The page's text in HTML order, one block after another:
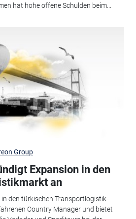
hat hohe offene Schulden beim...
Group
Expansion in den
an
den türkischen Transportlogistik-
Country Manager und bietet